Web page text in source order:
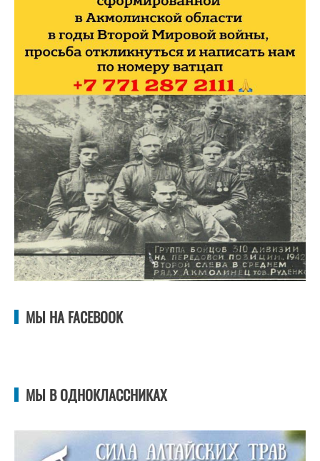
МЫ НА FACEBOOK
МЫ В ОДНОКЛАССНИКАХ